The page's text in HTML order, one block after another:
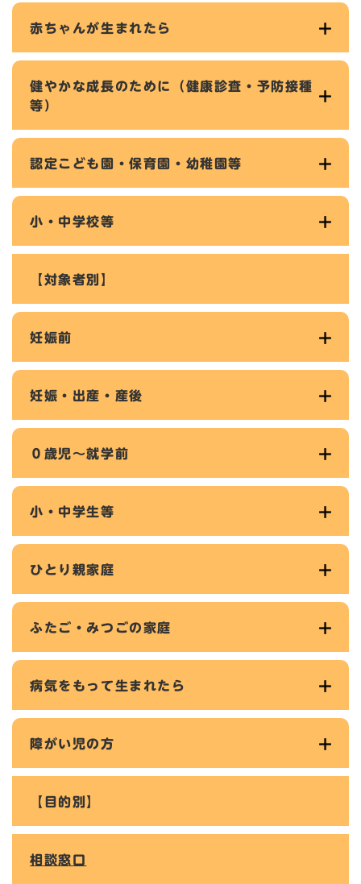
赤ちゃんが生まれたら
健やかな成長のために（健康診査・予防接種
等）
認定こども園・保育園・幼稚園等
小・中学校等
【対象者別】
妊娠前
妊娠・出産・産後
０歳児～就学前
小・中学生等
ひとり親家庭
ふたご・みつごの家庭
病気をもって生まれたら
障がい児の方
【目的別】
相談窓口